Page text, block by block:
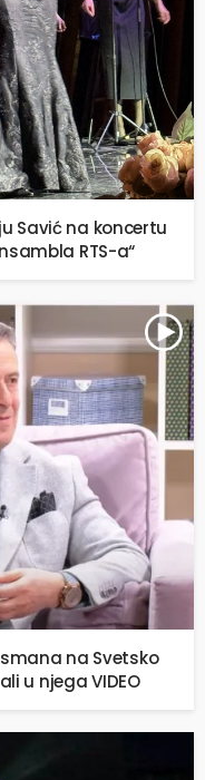
Savić na koncertu
RTS-a“
na Svetsko
u njega VIDEO